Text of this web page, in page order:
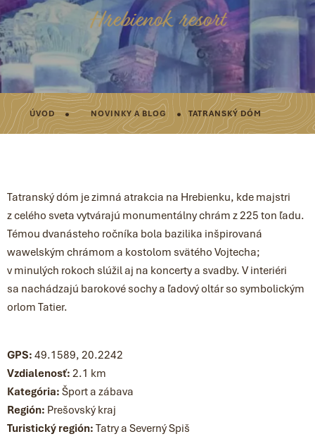
Hrebienok resort
ÚVOD · NOVINKY A BLOG · TATRANSKÝ DÓM
Tatranský dóm je zimná atrakcia na Hrebienku, kde majstri
z celého sveta vytvárajú monumentálny chrám z 225 ton ľadu.
Témou dvanásteho ročníka bola bazilika inšpirovaná
wawelským chrámom a kostolom svätého Vojtecha;
v minulých rokoch slúžil aj na koncerty a svadby. V interiéri
sa nachádzajú barokové sochy a ľadový oltár so symbolickým
orlom Tatier.
GPS: 49.1589, 20.2242
Vzdialenosť: 2.1 km
Kategória: Šport a zábava
Región: Prešovský kraj
Turistický región: Tatry a Severný Spiš